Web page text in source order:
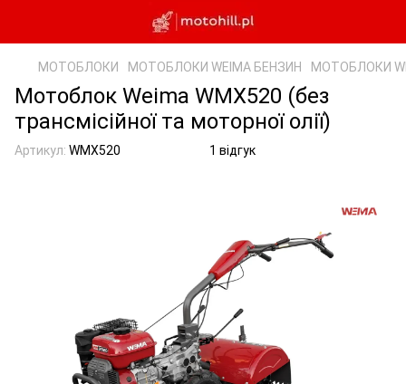
МОТОБЛОКИ МОТОБЛОКИ WEIMA БЕНЗИН МОТОБЛОКИ
Мотоблок Weima WMX520 (без
трансмісійної та моторної олії)
Артикул: WMX520 1 відгук